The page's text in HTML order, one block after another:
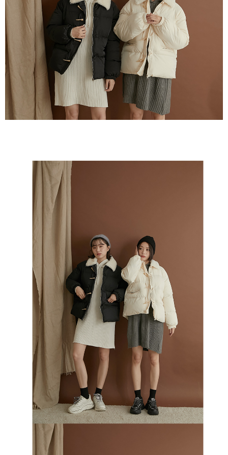
時審查核予不同之上限額度；若仍有額度不足之情形，本公司將視審查結果
請求用戶進行身份認證。
５．嚴禁一人註冊多個帳號或使用他人資訊註冊。若發現惡意使用之情形，
恩沛科技股份有限公司將有權停止該用戶之使用額度並採取法律行動。
海外宅配